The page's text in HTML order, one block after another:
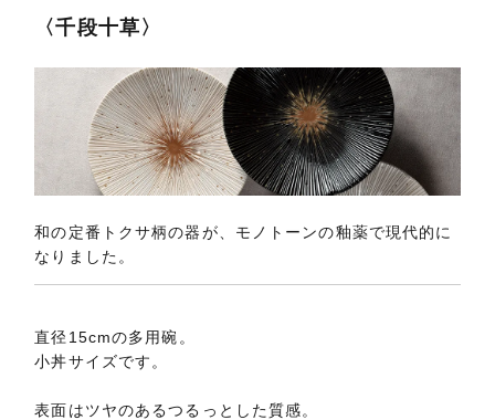
〈千段十草〉
和の定番トクサ柄の器が、モノトーンの釉薬で現代的に
なりました。
直径15cmの多用碗。
小丼サイズです。
表面はツヤのあるつるっとした質感。